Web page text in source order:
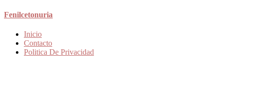
Fenilcetonuria
Inicio
Contacto
Politica De Privacidad